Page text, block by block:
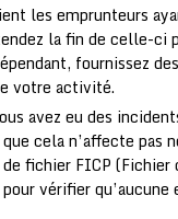
les emprunteurs
la fin de celle-ci
fournissez
votre activité.
avez eu des
cela n’affecte pas
fichier FICP
vérifier qu’aucune